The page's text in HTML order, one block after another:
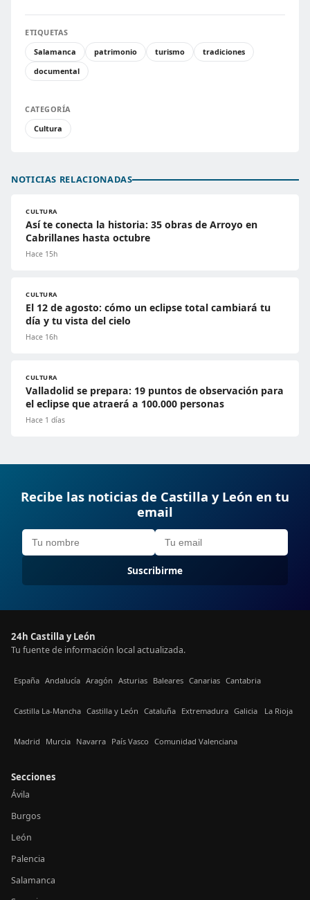
ETIQUETAS
Salamanca
patrimonio turismo
tradiciones
documental
CATEGORÍA
Cultura
NOTICIAS RELACIONADAS
CULTURA
Así te conecta la historia: 35 obras de Arroyo en
Cabrillanes hasta octubre
Hace 15h
CULTURA
El 12 de agosto: cómo un eclipse total cambiará tu
día y tu vista del cielo
Hace 16h
CULTURA
Valladolid se prepara: 19 puntos de observación para
el eclipse que atraerá a 100.000 personas
Hace 1 días
Recibe las noticias de Castilla y León en tu
email
Suscribirme
24h Castilla y León
Tu fuente de información local actualizada.
España Andalucía Aragón Asturias Baleares Canarias Cantabria
Castilla La-Mancha Castilla y León Cataluña Extremadura Galicia La Rioja
Madrid Murcia Navarra País Vasco Comunidad Valenciana
Secciones
Ávila
Burgos
León
Palencia
Salamanca